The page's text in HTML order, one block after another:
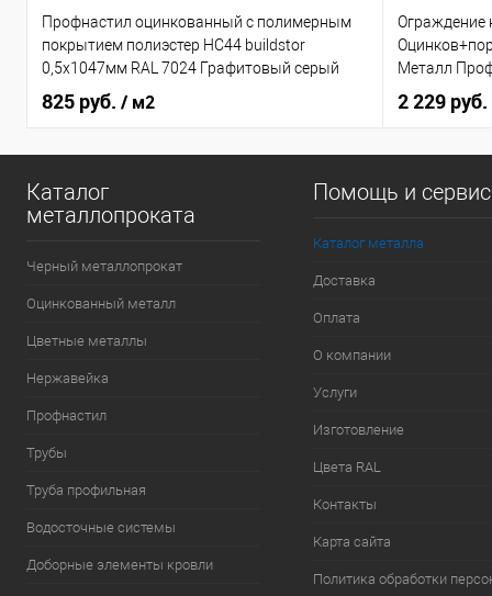
Профнастил оцинкованный с полимерным
покрытием полиэстер НС44 buildstor
0,5х1047мм RAL 7024 Графитовый серый
825 руб. / м2
Ограждение
Металл
2 229 руб.
Каталог
металлопроката
Черный металлопрокат
Оцинкованный металл
Цветные металлы
Нержавейка
Профнастил
Трубы
Труба профильная
Водосточные системы
Доборные элементы кровли
Помощь и
Каталог металла
Доставка
Оплата
О компании
Услуги
Изготовление
Цвета RAL
Контакты
Карта сайта
Политика обработки